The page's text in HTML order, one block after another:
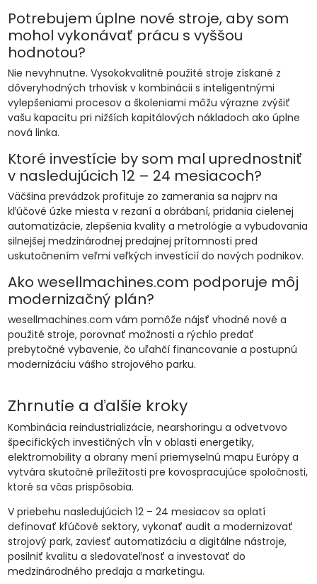
Potrebujem úplne nové stroje, aby som
mohol vykonávať prácu s vyššou
hodnotou?
Nie nevyhnutne. Vysokokvalitné použité stroje získané z
dôveryhodných trhovísk v kombinácii s inteligentnými
vylepšeniami procesov a školeniami môžu výrazne zvýšiť
vašu kapacitu pri nižších kapitálových nákladoch ako úplne
nová linka.
Ktoré investície by som mal uprednostniť
v nasledujúcich 12 – 24 mesiacoch?
Väčšina prevádzok profituje zo zamerania sa najprv na
kľúčové úzke miesta v rezaní a obrábaní, pridania cielenej
automatizácie, zlepšenia kvality a metrológie a vybudovania
silnejšej medzinárodnej predajnej prítomnosti pred
uskutočnením veľmi veľkých investícií do nových podnikov.
Ako wesellmachines.com podporuje môj
modernizačný plán?
wesellmachines.com vám pomôže nájsť vhodné nové a
použité stroje, porovnať možnosti a rýchlo predať
prebytočné vybavenie, čo uľahčí financovanie a postupnú
modernizáciu vášho strojového parku.
Zhrnutie a ďalšie kroky
Kombinácia reindustrializácie, nearshoringu a odvetvovo
špecifických investičných vĺn v oblasti energetiky,
elektromobility a obrany mení priemyselnú mapu Európy a
vytvára skutočné príležitosti pre kovospracujúce spoločnosti,
ktoré sa včas prispôsobia.
V priebehu nasledujúcich 12 – 24 mesiacov sa oplatí
definovať kľúčové sektory, vykonať audit a modernizovať
strojový park, zaviesť automatizáciu a digitálne nástroje,
posilniť kvalitu a sledovateľnosť a investovať do
medzinárodného predaja a marketingu.